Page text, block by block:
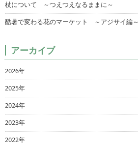
杖について ～つえつえなるままに～
酷暑で変わる花のマーケット ～アジサイ編～
アーカイブ
2026年
2025年
2024年
2023年
2022年